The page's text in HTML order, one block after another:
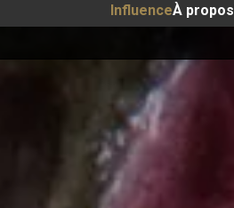
InfluenceÀ propos